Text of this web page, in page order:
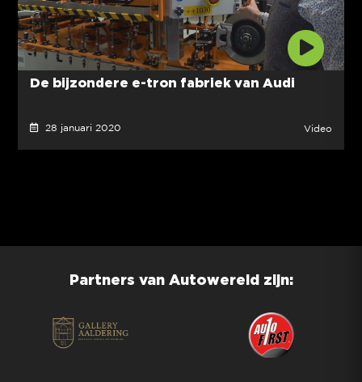
De bijzondere e-tron fabriek van Audi
28 januari 2020 Video
Partners van Autowereld zijn: